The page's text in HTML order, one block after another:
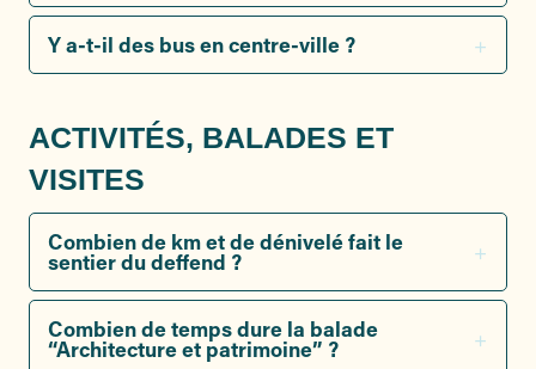
Y a-t-il des bus en centre-ville ?
ACTIVITÉS, BALADES ET
VISITES
Combien de km et de dénivelé fait le
sentier du deffend ?
Combien de temps dure la balade
“Architecture et patrimoine” ?